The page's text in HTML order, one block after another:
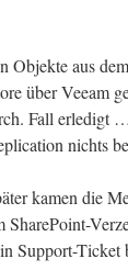
Objekte aus
über Veeam
Fall erledigt
nichts
kamen die
SharePoint-
Support-Ticket